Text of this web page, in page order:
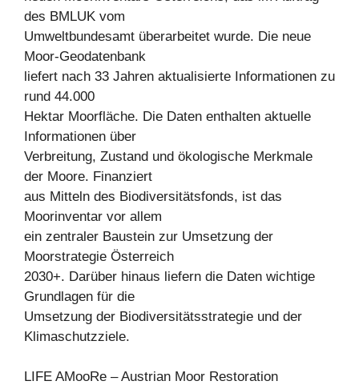
des BMLUK vom
Umweltbundesamt überarbeitet wurde. Die neue
Moor-Geodatenbank
liefert nach 33 Jahren aktualisierte Informationen zu
rund 44.000
Hektar Moorfläche. Die Daten enthalten aktuelle
Informationen über
Verbreitung, Zustand und ökologische Merkmale
der Moore. Finanziert
aus Mitteln des Biodiversitätsfonds, ist das
Moorinventar vor allem
ein zentraler Baustein zur Umsetzung der
Moorstrategie Österreich
2030+. Darüber hinaus liefern die Daten wichtige
Grundlagen für die
Umsetzung der Biodiversitätsstrategie und der
Klimaschutzziele.
LIFE AMooRe – Austrian Moor Restoration